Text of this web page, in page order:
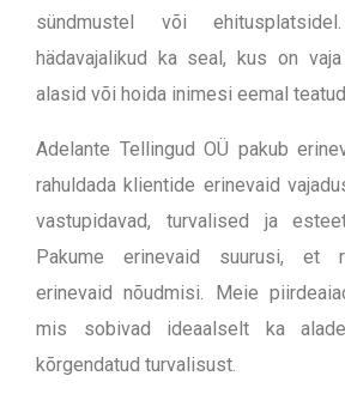
sündmustel või
hädavajalikud ka seal, kus on
alasid või hoida inimesi eemal
Adelante Tellingud OÜ pakub
rahuldada klientide erinevaid
vastupidavad, turvalised ja
Pakume erinevaid suurusi, et
erinevaid nõudmisi. Meie
mis sobivad ideaalselt ka
kõrgendatud turvalisust.